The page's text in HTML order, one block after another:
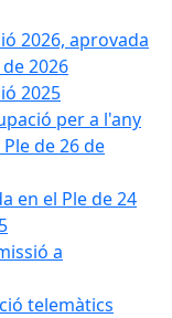
2026, aprovada
2026
2025
per a l'any
de 26 de
en el Ple de 24
a
telemàtics